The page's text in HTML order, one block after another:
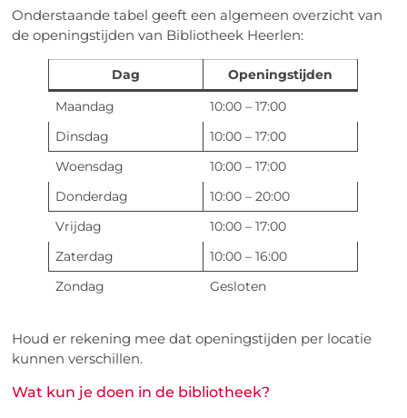
Onderstaande tabel geeft een algemeen overzicht van
de openingstijden van Bibliotheek Heerlen:
Dag Openingstijden
Maandag 10:00 – 17:00
Dinsdag 10:00 – 17:00
Woensdag 10:00 – 17:00
Donderdag 10:00 – 20:00
Vrijdag 10:00 – 17:00
Zaterdag 10:00 – 16:00
Zondag Gesloten
Houd er rekening mee dat openingstijden per locatie
kunnen verschillen.
Wat kun je doen in de bibliotheek?